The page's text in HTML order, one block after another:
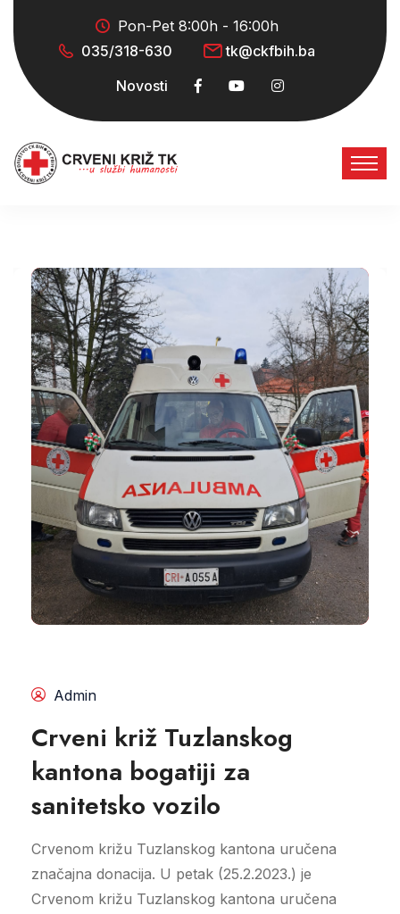
Pon-Pet 8:00h - 16:00h
035/318-630
tk@ckfbih.ba
Novosti
Admin
Crveni križ Tuzlanskog
kantona bogatiji za
sanitetsko vozilo
Crvenom križu Tuzlanskog kantona uručena
značajna donacija. U petak (25.2.2023.) je
Crvenom križu Tuzlanskog kantona uručena